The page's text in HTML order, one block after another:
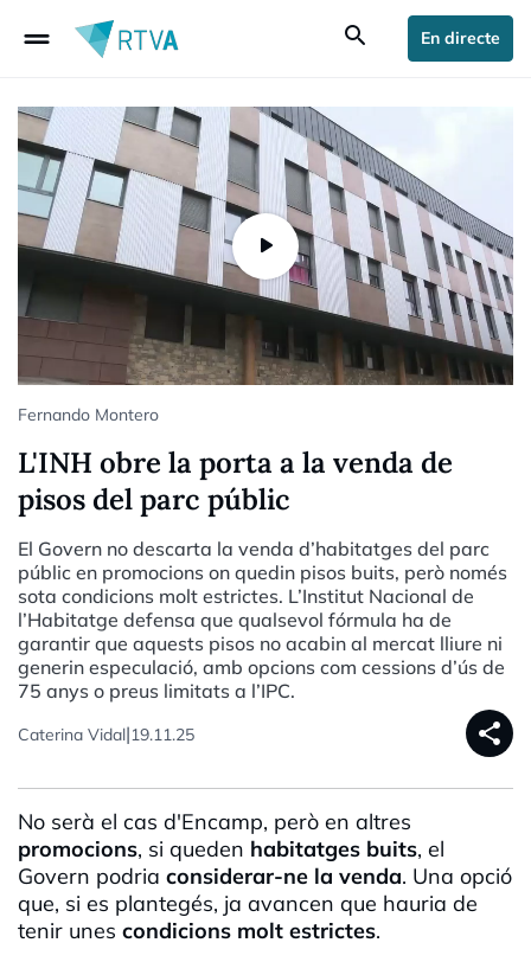
drag_handle search En directe
Fernando Montero
L'INH obre la porta a la venda de
pisos del parc públic
El Govern no descarta la venda d’habitatges del parc
públic en promocions on quedin pisos buits, però només
sota condicions molt estrictes. L’Institut Nacional de
l’Habitatge defensa que qualsevol fórmula ha de
garantir que aquests pisos no acabin al mercat lliure ni
generin especulació, amb opcions com cessions d’ús de
75 anys o preus limitats a l’IPC.
Caterina Vidal|19.11.25 share
No serà el cas d'Encamp, però en altres
promocions, si queden habitatges buits, el
Govern podria considerar-ne la venda. Una opció
que, si es plantegés, ja avancen que hauria de
tenir unes condicions molt estrictes.